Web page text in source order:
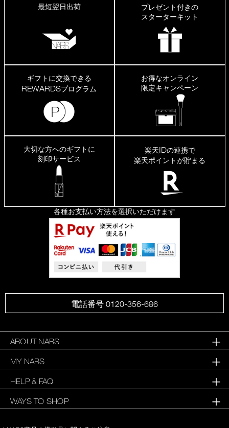
最短翌日出荷
プレゼント付きの
スターターキット
ギフトに交換できる
REWARDSプログラム
お得なオンライン
限定キャンペーン
大切な方へのギフトに
刻印サービス
楽天IDの連携で
楽天ポイントが貯まる
各種お支払い方法を選択いただけます
電話番号 0120-356-686
ABOUT NARS
MY NARS
HELP & FAQ
WAYS TO SHOP